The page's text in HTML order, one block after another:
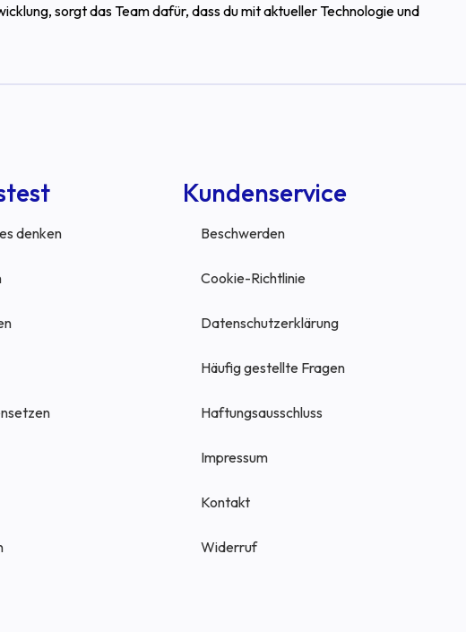
sorgt das Team dafür, dass du mit aktueller Technologie und
denken
Kundenservice
Beschwerden
Cookie-Richtlinie
Datenschutzerklärung
Häufig gestellte Fragen
Haftungsausschluss
Impressum
Kontakt
Widerruf